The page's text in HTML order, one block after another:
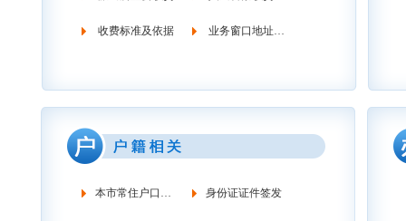
收费标准及依据 业务窗口地址时间
本市常住户口管理 身份证证件签发